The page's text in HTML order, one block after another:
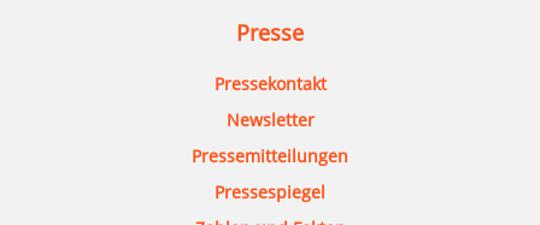
Presse
Pressekontakt
Newsletter
Pressemitteilungen
Pressespiegel